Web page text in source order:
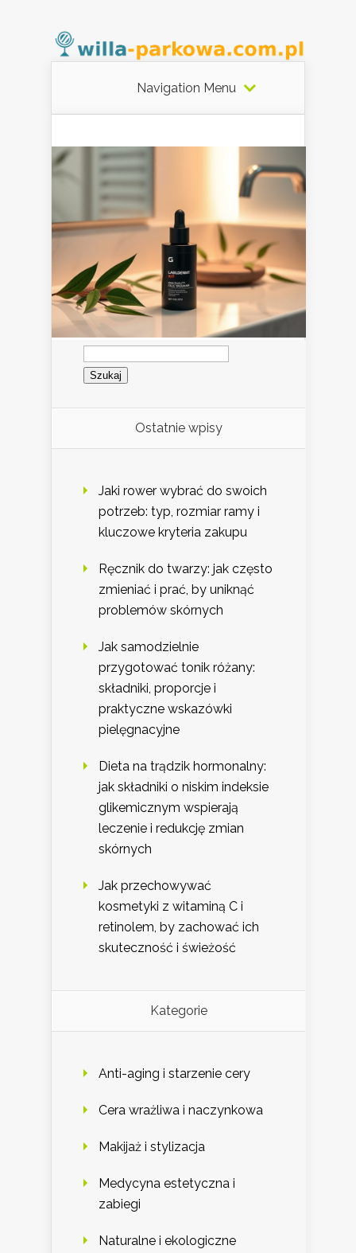
Navigation Menu
Szukaj:
Ostatnie wpisy
Jaki rower wybrać do swoich
potrzeb: typ, rozmiar ramy i
kluczowe kryteria zakupu
Ręcznik do twarzy: jak często
zmieniać i prać, by uniknąć
problemów skórnych
Jak samodzielnie
przygotować tonik różany:
składniki, proporcje i
praktyczne wskazówki
pielęgnacyjne
Dieta na trądzik hormonalny:
jak składniki o niskim indeksie
glikemicznym wspierają
leczenie i redukcję zmian
skórnych
Jak przechowywać
kosmetyki z witaminą C i
retinolem, by zachować ich
skuteczność i świeżość
Kategorie
Anti-aging i starzenie cery
Cera wrażliwa i naczynkowa
Makijaż i stylizacja
Medycyna estetyczna i
zabiegi
Naturalne i ekologiczne